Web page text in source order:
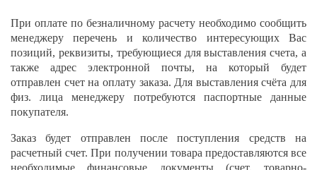
При оплате по безналичному расчету необходимо сообщить
менеджеру перечень и количество интересующих Вас
позиций, реквизиты, требующиеся для выставления счета, а
также адрес электронной почты, на который будет
отправлен счет на оплату заказа. Для выставления счёта для
физ. лица менеджеру потребуются паспортные данные
покупателя.
Заказ будет отправлен после поступления средств на
расчетный счет. При получении товара предоставляются все
необходимые финансовые документы (счет, товарно-